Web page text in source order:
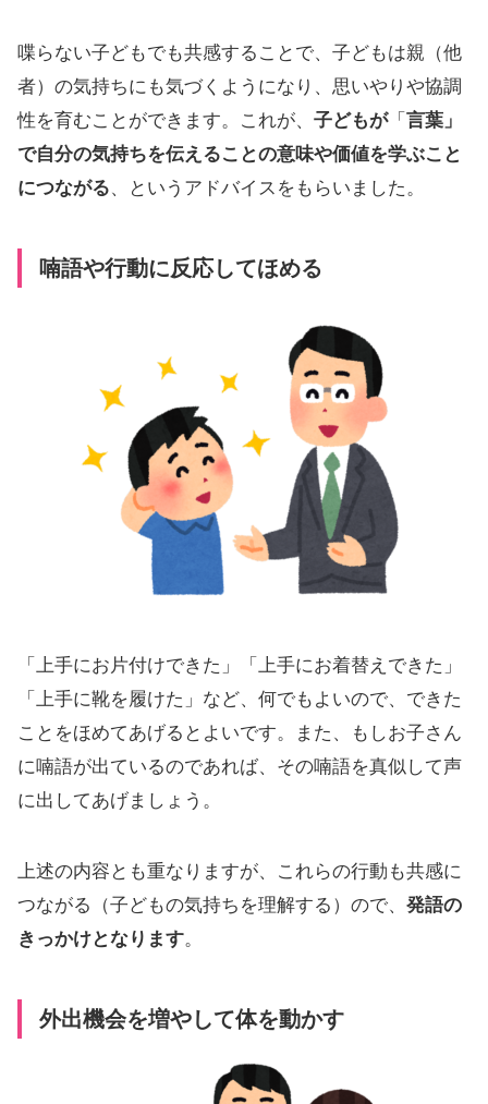
喋らない子どもでも共感することで、子どもは親（他
者）の気持ちにも気づくようになり、思いやりや協調
性を育むことができます。これが、 子どもが「 言葉」
で自分の気持ちを伝えることの意味や価値を学ぶこと
につながる、というアドバイスをもらいました。
喃語や行動に反応してほめる
「上手にお片付けできた」「上手にお着替えできた」
「上手に靴を履けた」など、何でもよいので、できた
ことをほめてあげるとよいです。また、もしお子さん
に喃語が出ているのであれば、その喃語を真似して声
に出してあげましょう。
上述の内容とも重なりますが、これらの行動も共感に
つながる（子どもの気持ちを理解する）ので、 発語の
きっかけとなります。
外出機会を増やして体を動かす